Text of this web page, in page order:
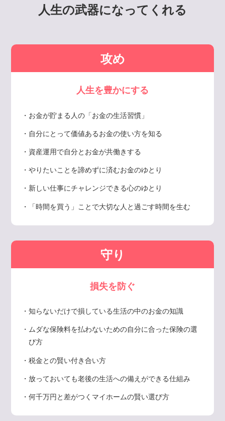
人生の武器になってくれる
攻め
人生を豊かにする
・お金が貯まる人の「お金の生活習慣」
・自分にとって価値あるお金の使い方を知る
・資産運用で自分とお金が共働きする
・やりたいことを諦めずに済むお金のゆとり
・新しい仕事にチャレンジできる心のゆとり
・「時間を買う」ことで大切な人と過ごす時間を生む
守り
損失を防ぐ
・知らないだけで損している生活の中のお金の知識
・ムダな保険料を払わないための自分に合った保険の選
び方
・税金との賢い付き合い方
・放っておいても老後の生活への備えができる仕組み
・何千万円と差がつくマイホームの賢い選び方